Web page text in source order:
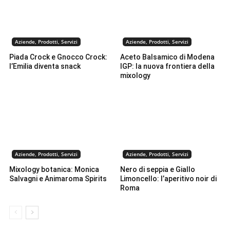
Aziende, Prodotti, Servizi
Piada Crock e Gnocco Crock:
l’Emilia diventa snack
Aziende, Prodotti, Servizi
Aceto Balsamico di Modena
IGP: la nuova frontiera della
mixology
Aziende, Prodotti, Servizi
Mixology botanica: Monica
Salvagni e Animaroma Spirits
Aziende, Prodotti, Servizi
Nero di seppia e Giallo
Limoncello: l’aperitivo noir di
Roma